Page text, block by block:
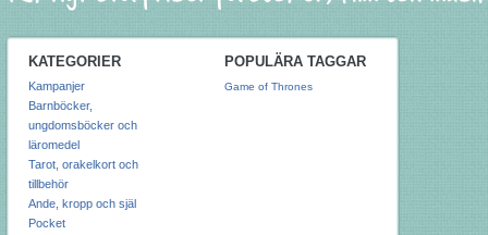
KATEGORIER
Kampanjer
Barnböcker,
ungdomsböcker och
läromedel
Tarot, orakelkort och
tillbehör
Ande, kropp och själ
Pocket
POPULÄRA TAGGAR
Game of Thrones